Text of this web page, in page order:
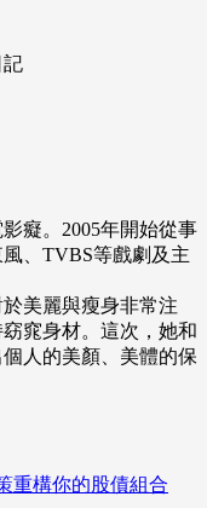
記
癡。2005年開始從事
、TVBS等戲劇及主
美麗與瘦身非常注
窕身材。這次，她和
人的美顏、美體的保
重構你的股債組合